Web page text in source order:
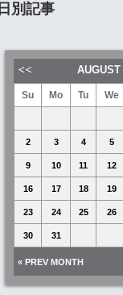
日別記事
AUGUST
Su Mo Tu We
2 3 4 5
9 10 11 12
16 17 18 19
23 24 25 26
30 31
« PREV MONTH